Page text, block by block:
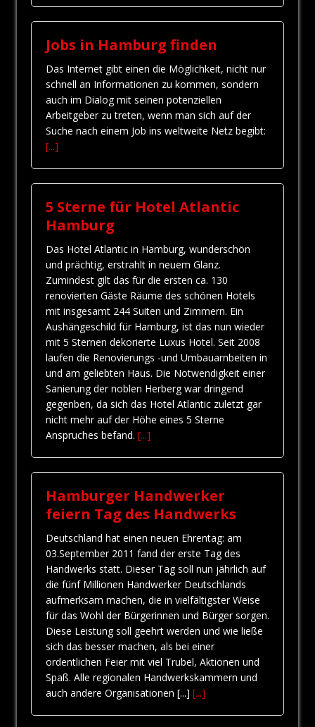
Jobs in Hamburg finden
Das Internet gibt einen die Möglichkeit, nicht nur
schnell an Informationen zu kommen, sondern
auch im Dialog mit seinen potenziellen
Arbeitgeber zu treten, wenn man sich auf der
Suche nach einem Job ins weltweite Netz begibt:
[...]
5 Sterne für Hotel Atlantic
Hamburg
Das Hotel Atlantic in Hamburg, wunderschön
und prächtig, erstrahlt in neuem Glanz.
Zumindest gilt das für die ersten ca. 130
renovierten Gäste Räume des schönen Hotels
mit insgesamt 244 Suiten und Zimmern. Ein
Aushängeschild für Hamburg, ist das nun wieder
mit 5 Sternen dekorierte Luxus Hotel. Seit 2008
laufen die Renovierungs -und Umbauarnbeiten in
und am geliebten Haus. Die Notwendigkeit einer
Sanierung der noblen Herberg war dringend
gegenben, da sich das Hotel Atlantic zuletzt gar
nicht mehr auf der Höhe eines 5 Sterne
Anspruches befand. [...]
Hamburger Handwerker
feiern Tag des Handwerks
Deutschland hat einen neuen Ehrentag: am
03.September 2011 fand der erste Tag des
Handwerks statt. Dieser Tag soll nun jährlich auf
die fünf Millionen Handwerker Deutschlands
aufmerksam machen, die in vielfältigster Weise
für das Wohl der Bürgerinnen und Bürger sorgen.
Diese Leistung soll geehrt werden und wie ließe
sich das besser machen, als bei einer
ordentlichen Feier mit viel Trubel, Aktionen und
Spaß. Alle regionalen Handwerkskammern und
auch andere Organisationen [...] [...]